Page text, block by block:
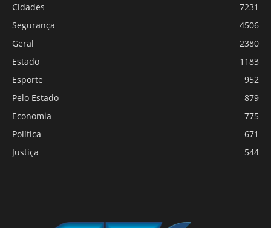
Cidades
7231
Segurança
4506
Geral
2380
Estado
1183
Esporte
952
Pelo Estado
879
Economia
775
Política
671
Justiça
544